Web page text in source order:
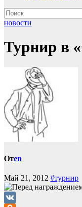
новости
Турнир в
Отen
Май 21, 2012 #турнир